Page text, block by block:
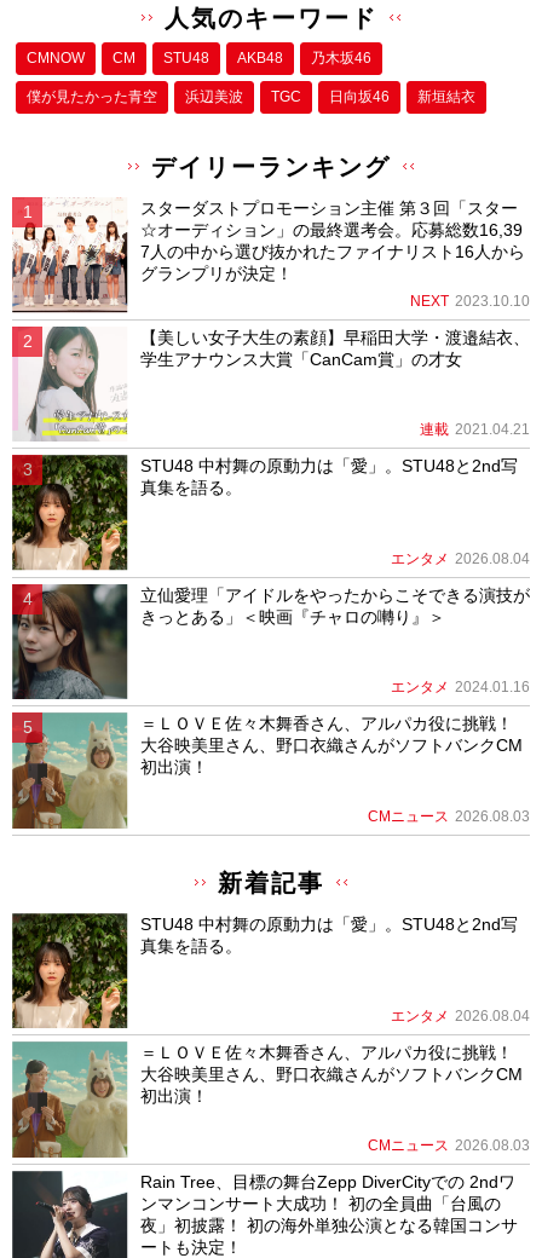
人気のキーワード
CMNOW CM STU48 AKB48 乃木坂46
僕が⾒たかった⻘空 浜辺美波 TGC 日向坂46 新垣結衣
デイリーランキング
スターダストプロモーション主催 第３回「スター
☆オーディション」の最終選考会。応募総数16,39
7人の中から選び抜かれたファイナリスト16人から
グランプリが決定！
NEXT 2023.10.10
【美しい女子大生の素顔】早稲田大学・渡邉結衣、
学生アナウンス大賞「CanCam賞」の才女
連載 2021.04.21
STU48 中村舞の原動力は「愛」。STU48と2nd写
真集を語る。
エンタメ 2026.08.04
立仙愛理「アイドルをやったからこそできる演技が
きっとある」＜映画『チャロの囀り』＞
エンタメ 2024.01.16
＝ＬＯＶＥ佐々木舞香さん、アルパカ役に挑戦！
大谷映美里さん、野口衣織さんがソフトバンクCM
初出演！
CMニュース 2026.08.03
新着記事
STU48 中村舞の原動力は「愛」。STU48と2nd写
真集を語る。
エンタメ 2026.08.04
＝ＬＯＶＥ佐々木舞香さん、アルパカ役に挑戦！
大谷映美里さん、野口衣織さんがソフトバンクCM
初出演！
CMニュース 2026.08.03
Rain Tree、目標の舞台Zepp DiverCityでの 2ndワ
ンマンコンサート大成功！ 初の全員曲「台風の
夜」初披露！ 初の海外単独公演となる韓国コンサ
ートも決定！